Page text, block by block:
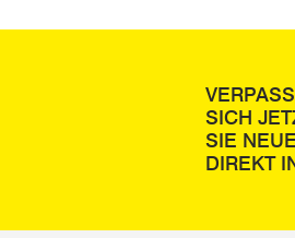
SICH
SIE
DIREKT